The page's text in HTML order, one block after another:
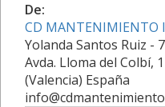
De:
CD MANTENIMIENTO
Yolanda Santos Ruiz -
Avda. Lloma del Colbí,
(Valencia) España